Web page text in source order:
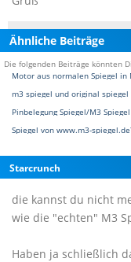
Ähnliche Beiträge
Die folgenden Beiträge könnten
Motor aus normalen Spiegel in
m3 spiegel und original
Pinbelegung Spiegel/M3
Spiegel von www.m3-
Starcrunch
die kannst du nicht
wie die "echten" M3
Haben ja schließlich